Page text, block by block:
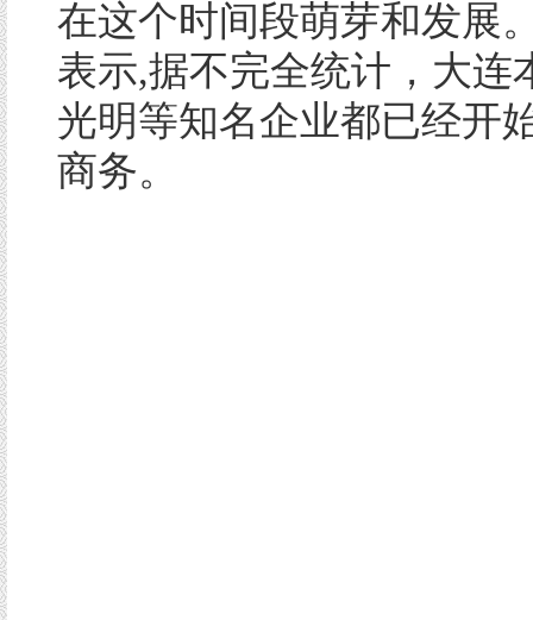
在这个时间段萌芽和发展
表示,据不完全统计，大连
光明等知名企业都已经开
商务。